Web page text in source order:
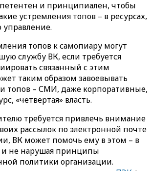
и принципиален, чтобы
устремления топов – в ресурсах,
управление.
топов к самопиару могут
службу ВК, если требуется
связанный с этим
таким образом завоевывать
топов – СМИ, даже корпоративные,
«четвертая» власть.
требуется привлечь внимание
рассылок по электронной почте
ВК может помочь ему в этом – в
не нарушая принципы
политики организации.